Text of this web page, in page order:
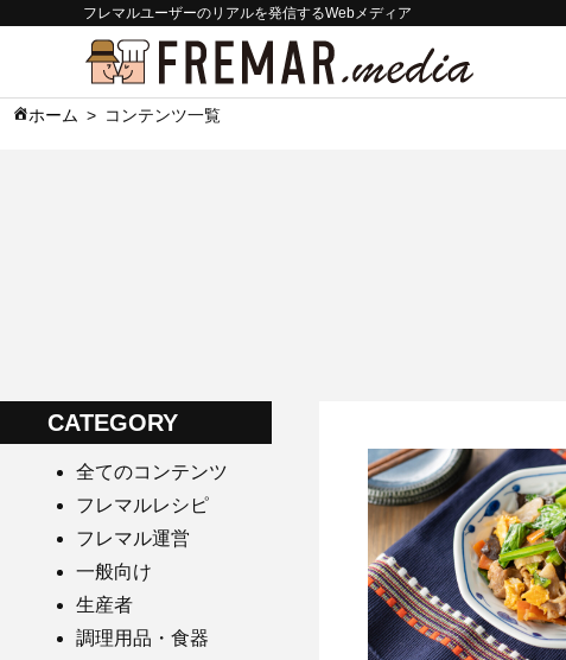
フレマルユーザーのリアルを発信するWebメディア
ホーム コンテンツ一覧
CATEGORY
全てのコンテンツ
フレマルレシピ
フレマル運営
一般向け
生産者
調理用品・食器